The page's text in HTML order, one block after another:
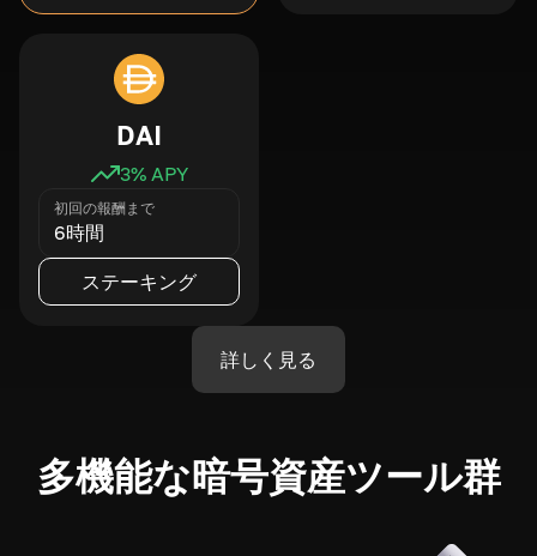
DAI
3% APY
初回の報酬まで
6時間
ステーキング
詳しく見る
多機能な暗号資産ツール群